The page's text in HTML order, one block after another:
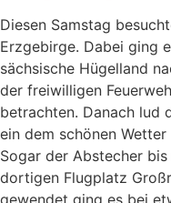
Diesen Samstag
Erzgebirge. Dabei ging
sächsische Hügelland
der freiwilligen
betrachten. Danach lud
ein dem schönen
Sogar der Abstecher
dortigen Flugplatz
gewendet ging es bei